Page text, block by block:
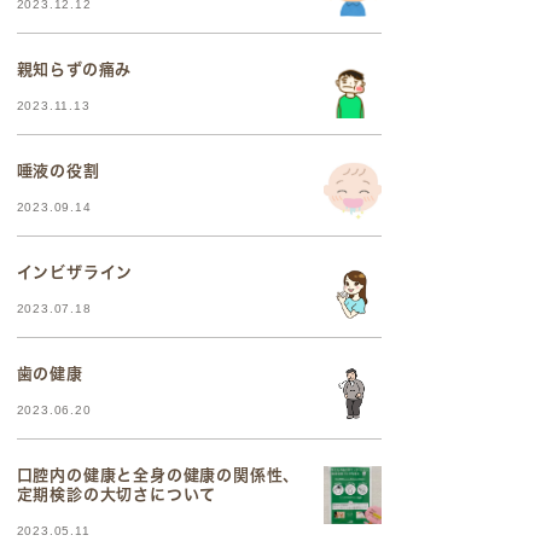
2023.12.12
親知らずの痛み
2023.11.13
唾液の役割
2023.09.14
インビザライン
2023.07.18
歯の健康
2023.06.20
口腔内の健康と全身の健康の関係性、
定期検診の大切さについて
2023.05.11